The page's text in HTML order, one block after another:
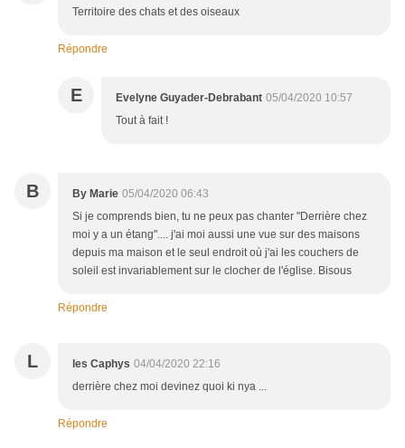
Territoire des chats et des oiseaux
Répondre
E Evelyne Guyader-Debrabant 05/04/2020 10:57
Tout à fait !
B By Marie 05/04/2020 06:43
Si je comprends bien, tu ne peux pas chanter "Derrière chez
moi y a un étang".... j'ai moi aussi une vue sur des maisons
depuis ma maison et le seul endroit où j'ai les couchers de
soleil est invariablement sur le clocher de l'église. Bisous
Répondre
L les Caphys 04/04/2020 22:16
derrière chez moi devinez quoi ki nya ...
Répondre